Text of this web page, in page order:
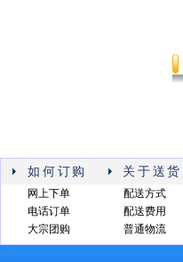
如何订购 关于送货
网上下单
电话订单
大宗团购
配送方式
配送费用
普通物流